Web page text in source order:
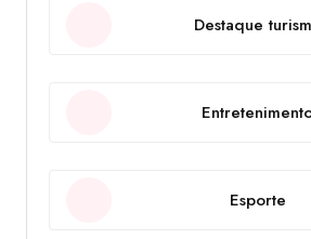
Destaque
Esporte